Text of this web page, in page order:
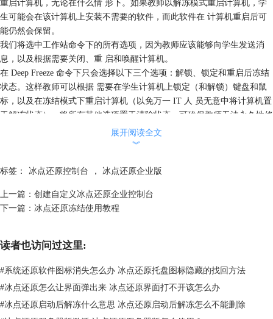
重启计算机，无论在什么情 形下。如果教师以解冻模式重启计算机，学
生可能会在该计算机上安装不需要的软件，而此软件在 计算机重启后可
能仍然会保留。
我们将选中工作站命令下的所有选项，因为教师应该能够向学生发送消
息，以及根据需要关闭、重 启和唤醒计算机。
在 Deep Freeze 命令下只会选择以下三个选项：解锁、锁定和重启后冻结
状态。这样教师可以根据 需要在学生计算机上锁定（和解锁）键盘和鼠
标，以及在冻结模式下重启计算机（以免万一 IT 人 员无意中将计算机置
于解冻状态）。将所有其他选项置于清除状态，可确保教师无法永久性修
最后，将清除所有工作站安装/ 卸载命令及所有计划程序命令，因为我们
控制台
）
展开阅读全文
︾
标签： 冰点还原控制台 ， 冰点还原企业版
上一篇： 创建自定义冰点还原企业控制台
下一篇： 冰点还原冻结使用教程
读者也访问过这里:
#系统还原软件图标消失怎么办 冰点还原托盘图标隐藏的找回方法
#冰点还原怎么让界面弹出来 冰点还原界面打不开该怎么办
#冰点还原启动后解冻什么意思 冰点还原启动后解冻怎么不能删除